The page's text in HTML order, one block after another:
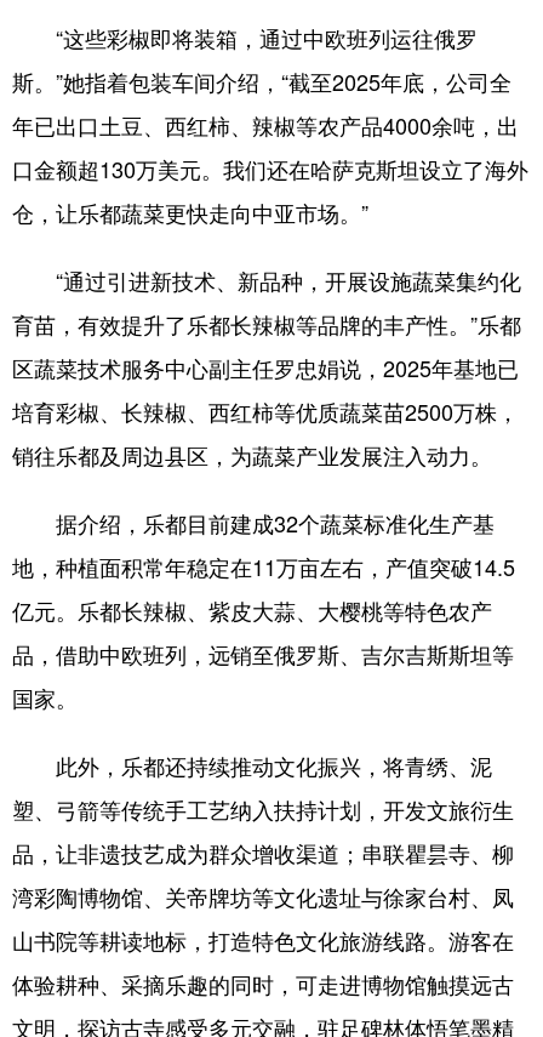
“这些彩椒即将装箱，通过中欧班列运往俄罗
斯。”她指着包装车间介绍，“截至2025年底，公司全
年已出口土豆、西红柿、辣椒等农产品4000余吨，出
口金额超130万美元。我们还在哈萨克斯坦设立了海外
仓，让乐都蔬菜更快走向中亚市场。”
“通过引进新技术、新品种，开展设施蔬菜集约化
育苗，有效提升了乐都长辣椒等品牌的丰产性。”乐都
区蔬菜技术服务中心副主任罗忠娟说，2025年基地已
培育彩椒、长辣椒、西红柿等优质蔬菜苗2500万株，
销往乐都及周边县区，为蔬菜产业发展注入动力。
据介绍，乐都目前建成32个蔬菜标准化生产基
地，种植面积常年稳定在11万亩左右，产值突破14.5
亿元。乐都长辣椒、紫皮大蒜、大樱桃等特色农产
品，借助中欧班列，远销至俄罗斯、吉尔吉斯斯坦等
国家。
此外，乐都还持续推动文化振兴，将青绣、泥
塑、弓箭等传统手工艺纳入扶持计划，开发文旅衍生
品，让非遗技艺成为群众增收渠道；串联瞿昙寺、柳
湾彩陶博物馆、关帝牌坊等文化遗址与徐家台村、凤
山书院等耕读地标，打造特色文化旅游线路。游客在
体验耕种、采摘乐趣的同时，可走进博物馆触摸远古
文明，探访古寺感受多元交融，驻足碑林体悟笔墨精